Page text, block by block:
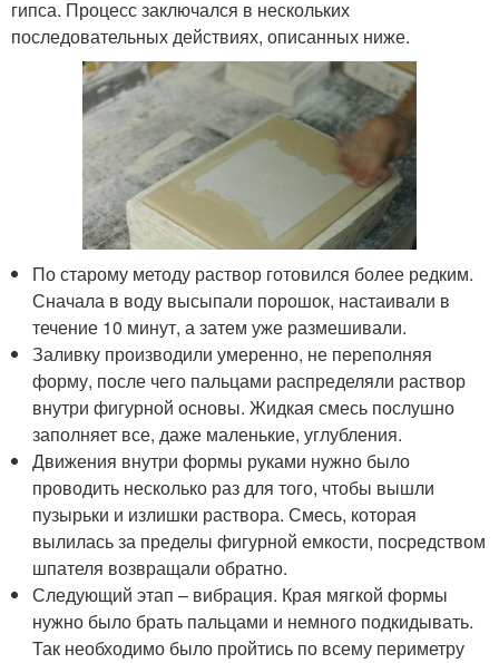
гипса. Процесс заключался в нескольких
последовательных действиях, описанных ниже.
По старому методу раствор готовился более редким.
Сначала в воду высыпали порошок, настаивали в
течение 10 минут, а затем уже размешивали.
Заливку производили умеренно, не переполняя
форму, после чего пальцами распределяли раствор
внутри фигурной основы. Жидкая смесь послушно
заполняет все, даже маленькие, углубления.
Движения внутри формы руками нужно было
проводить несколько раз для того, чтобы вышли
пузырьки и излишки раствора. Смесь, которая
вылилась за пределы фигурной емкости, посредством
шпателя возвращали обратно.
Следующий этап – вибрация. Края мягкой формы
нужно было брать пальцами и немного подкидывать.
Так необходимо было пройтись по всему периметру